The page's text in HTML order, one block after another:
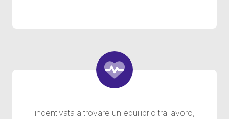
incentivata a trovare un equilibrio tra lavoro,